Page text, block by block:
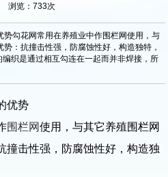
浏览： 733次
势勾花网常用在养殖业中作围栏网使用，与
：抗撞击性强，防腐蚀性好，构造独特，
织是通过相互勾连在一起而并非焊接，所
优势
围栏网使用，与其它养殖围栏网
撞击性强，防腐蚀性好，构造独